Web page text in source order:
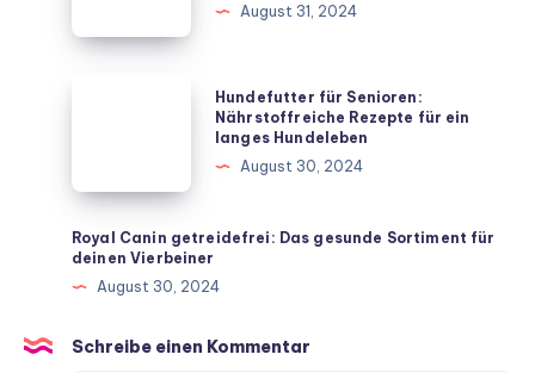
beliebtesten
August 31, 2024
Rezepte
für
ein
langes
Hundefutter für Senioren:
Nährstoffreiche Rezepte für ein
langes Hundeleben
August 30, 2024
Royal Canin getreidefrei: Das gesunde Sortiment für
deinen Vierbeiner
August 30, 2024
Schreibe einen Kommentar